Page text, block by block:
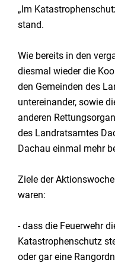
„Im
stand.
Wie bereits in den
diesmal wieder die
den Gemeinden des
untereinander, sowie
anderen
des Landratsamtes
Dachau einmal mehr
Ziele der
waren:
- dass die Feuerwehr
Katastrophenschutz
oder gar eine